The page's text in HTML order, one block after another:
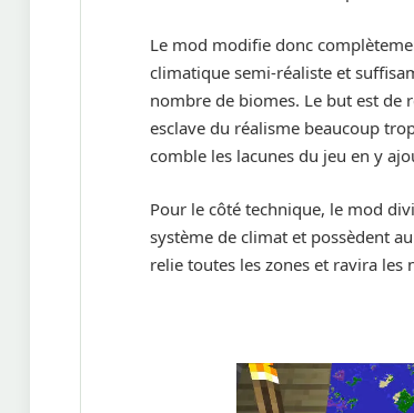
Le mod modifie donc
climatique semi-réaliste et
nombre de biomes. Le but est de
esclave du réalisme beaucoup
comble les lacunes du jeu en y
Pour le côté technique, le mod
système de climat et possèdent
relie toutes les zones et ravira les